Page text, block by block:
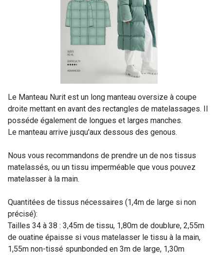
Le Manteau Nurit est un long manteau oversize à coupe
droite mettant en avant des rectangles de matelassages. Il
posséde également de longues et larges manches.
Le manteau arrive jusqu'aux dessous des genous.
Nous vous recommandons de prendre un de nos tissus
matelassés, ou un tissu imperméable que vous pouvez
matelasser à la main.
Quantitées de tissus nécessaires (1,4m de large si non
précisé):
Tailles 34 à 38 : 3,45m de tissu, 1,80m de doublure, 2,55m
de ouatine épaisse si vous matelasser le tissu à la main,
1,55m non-tissé spunbonded en 3m de large, 1,30m